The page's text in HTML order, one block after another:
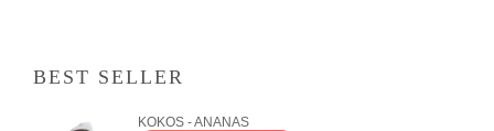
BEST SELLER
KOKOS - ANANAS